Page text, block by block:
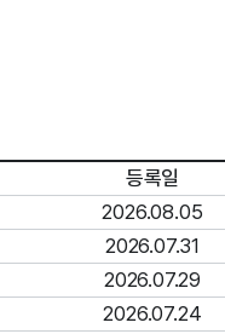
등록일
2026.08.05
2026.07.31
2026.07.29
2026.07.24